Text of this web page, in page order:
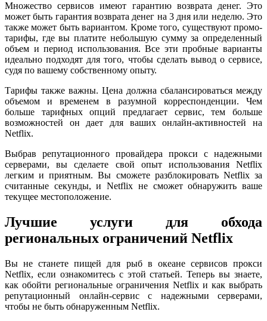
Множество сервисов имеют гарантию возврата денег. Это
может быть гарантия возврата денег на 3 дня или неделю. Это
также может быть вариантом. Кроме того, существуют промо-
тарифы, где вы платите небольшую сумму за определенный
объем и период использования. Все эти пробные варианты
идеально подходят для того, чтобы сделать вывод о сервисе,
судя по вашему собственному опыту.
Тарифы также важны. Цена должна сбалансироваться между
объемом и временем в разумной корреспонденции. Чем
больше тарифных опций предлагает сервис, тем больше
возможностей он дает для ваших онлайн-активностей на
Netflix.
Выбрав репутационного провайдера прокси с надежными
серверами, вы сделаете свой опыт использования Netflix
легким и приятным. Вы сможете разблокировать Netflix за
считанные секунды, и Netflix не сможет обнаружить ваше
текущее местоположение.
Лучшие услуги для обхода
региональных ограничений Netflix
Вы не станете пищей для рыб в океане сервисов прокси
Netflix, если ознакомитесь с этой статьей. Теперь вы знаете,
как обойти региональные ограничения Netflix и как выбрать
репутационный онлайн-сервис с надежными серверами,
чтобы не быть обнаруженным Netflix.